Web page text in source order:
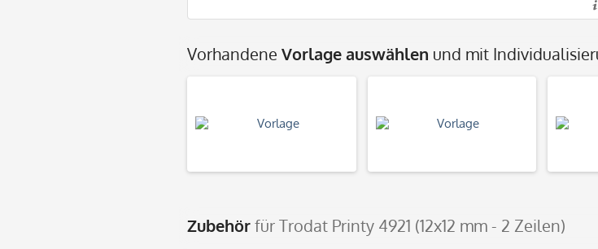
Vorhandene Vorlage auswählen und mit
Zubehörfür Trodat Printy 4921 (12x12 mm - 2 Zeilen)